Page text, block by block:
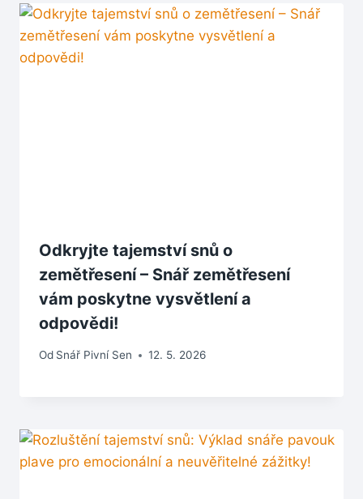
Odkryjte tajemství snů o
zemětřesení – Snář zemětřesení
vám poskytne vysvětlení a
odpovědi!
Od Snář Pivní Sen 12. 5. 2026